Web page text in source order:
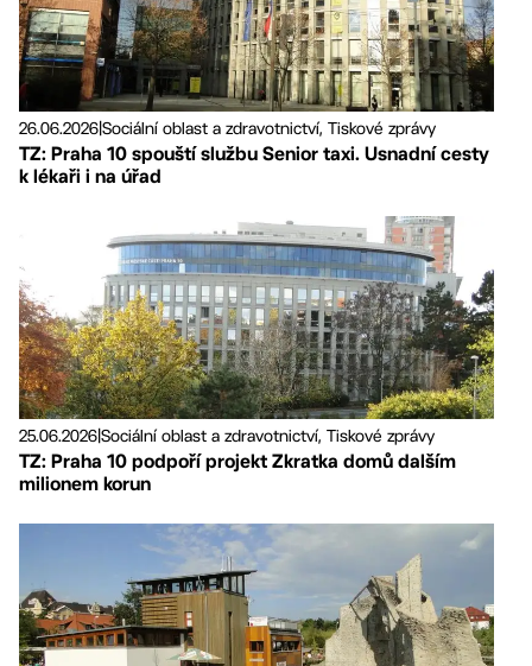
26.06.2026Sociální oblast a zdravotnictví, Tiskové zprávy
TZ: Praha 10 spouští službu Senior taxi. Usnadní cesty
k lékaři i na úřad
25.06.2026Sociální oblast a zdravotnictví, Tiskové zprávy
TZ: Praha 10 podpoří projekt Zkratka domů dalším
milionem korun